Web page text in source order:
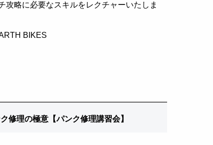
攻略に必要なスキルをレクチャーいたしま
BIKES
修理の極意【パンク修理講習会】